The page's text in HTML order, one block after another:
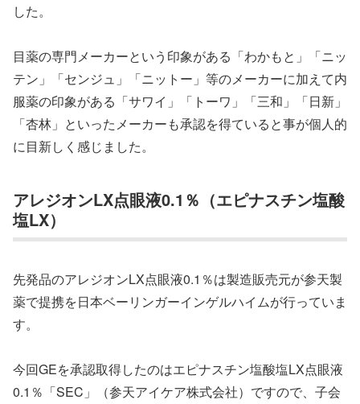
した。
目薬の専門メーカーという印象がある「わかもと」「ニッ
テン」「センジュ」「ニットー」等のメーカーに加えて内
服薬の印象がある「サワイ」「トーワ」「三和」「日新」
「杏林」といったメーカーも承認を得ていると事が個人的
に目新しく感じました。
アレジオンLX点眼液0.1％（エピナスチン塩酸
塩LX）
先発品のアレジオンLX点眼液0.1％は製造販売元が参天製
薬で提携を日本ベーリンガーインゲルハイムが行っていま
す。
今回GEを承認取得したのはエピナスチン塩酸塩LX点眼液
0.1％「SEC」（参天アイケア株式会社）ですので、子会